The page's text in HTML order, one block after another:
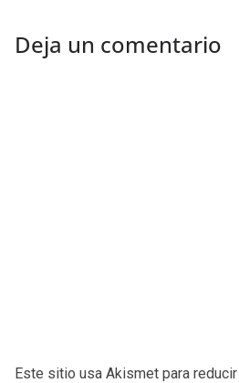
Deja un comentario
Este sitio usa Akismet para